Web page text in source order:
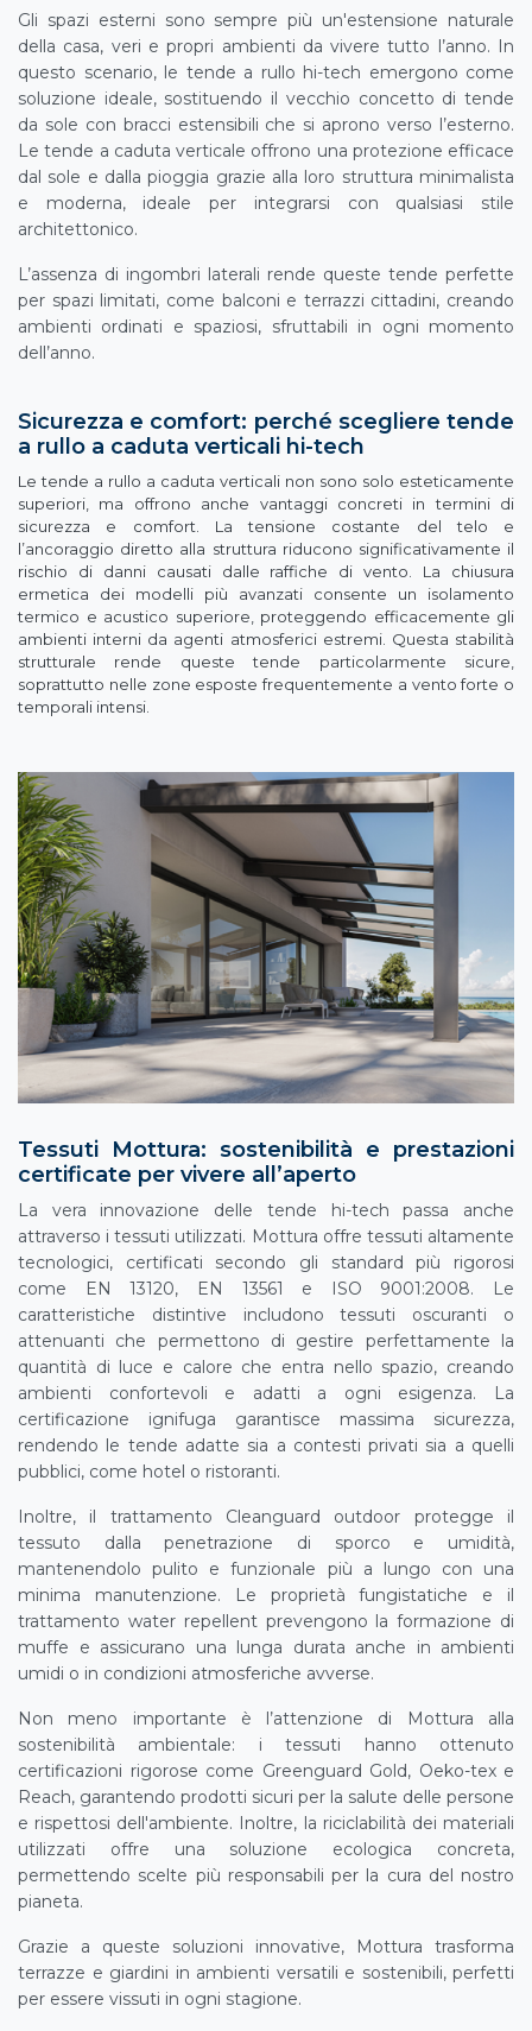
Gli spazi esterni sono sempre più un'estensione naturale
della casa, veri e propri ambienti da vivere tutto l’anno. In
questo scenario, le tende a rullo hi-tech emergono come
soluzione ideale, sostituendo il vecchio concetto di tende
da sole con bracci estensibili che si aprono verso l’esterno.
Le tende a caduta verticale offrono una protezione efficace
dal sole e dalla pioggia grazie alla loro struttura minimalista
e moderna, ideale per integrarsi con qualsiasi stile
architettonico.
L’assenza di ingombri laterali rende queste tende perfette
per spazi limitati, come balconi e terrazzi cittadini, creando
ambienti ordinati e spaziosi, sfruttabili in ogni momento
dell’anno.
Sicurezza e comfort: perché scegliere tende
a rullo a caduta verticali hi-tech
Le tende a rullo a caduta verticali non sono solo esteticamente
superiori, ma offrono anche vantaggi concreti in termini di
sicurezza e comfort. La tensione costante del telo e
l’ancoraggio diretto alla struttura riducono significativamente il
rischio di danni causati dalle raffiche di vento. La chiusura
ermetica dei modelli più avanzati consente un isolamento
termico e acustico superiore, proteggendo efficacemente gli
ambienti interni da agenti atmosferici estremi. Questa stabilità
strutturale rende queste tende particolarmente sicure,
soprattutto nelle zone esposte frequentemente a vento forte o
temporali intensi.
Tessuti Mottura: sostenibilità e prestazioni
certificate per vivere all’aperto
La vera innovazione delle tende hi-tech passa anche
attraverso i tessuti utilizzati. Mottura offre tessuti altamente
tecnologici, certificati secondo gli standard più rigorosi
come EN 13120, EN 13561 e ISO 9001:2008. Le
caratteristiche distintive includono tessuti oscuranti o
attenuanti che permettono di gestire perfettamente la
quantità di luce e calore che entra nello spazio, creando
ambienti confortevoli e adatti a ogni esigenza. La
certificazione ignifuga garantisce massima sicurezza,
rendendo le tende adatte sia a contesti privati sia a quelli
pubblici, come hotel o ristoranti.
Inoltre, il trattamento Cleanguard outdoor protegge il
tessuto dalla penetrazione di sporco e umidità,
mantenendolo pulito e funzionale più a lungo con una
minima manutenzione. Le proprietà fungistatiche e il
trattamento water repellent prevengono la formazione di
muffe e assicurano una lunga durata anche in ambienti
umidi o in condizioni atmosferiche avverse.
Non meno importante è l’attenzione di Mottura alla
sostenibilità ambientale: i tessuti hanno ottenuto
certificazioni rigorose come Greenguard Gold, Oeko-tex e
Reach, garantendo prodotti sicuri per la salute delle persone
e rispettosi dell'ambiente. Inoltre, la riciclabilità dei materiali
utilizzati offre una soluzione ecologica concreta,
permettendo scelte più responsabili per la cura del nostro
pianeta.
Grazie a queste soluzioni innovative, Mottura trasforma
terrazze e giardini in ambienti versatili e sostenibili, perfetti
per essere vissuti in ogni stagione.